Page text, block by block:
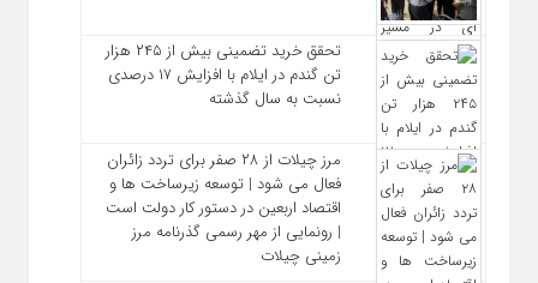
تحقق خرید تضمینی بیش از ۲۴۵ هزار
تن گندم در ایلام با افزایش ۱۷ درصدی
نسبت به سال گذشته
مرز چیلات از ۲۸ صفر برای تردد زائران
فعال می‌ شود | توسعه زیرساخت‌ ها و
اقتصاد اربعین در دستور کار دولت است
| رونمایی از مهر رسمی گذرنامه مرز
زمینی چیلات